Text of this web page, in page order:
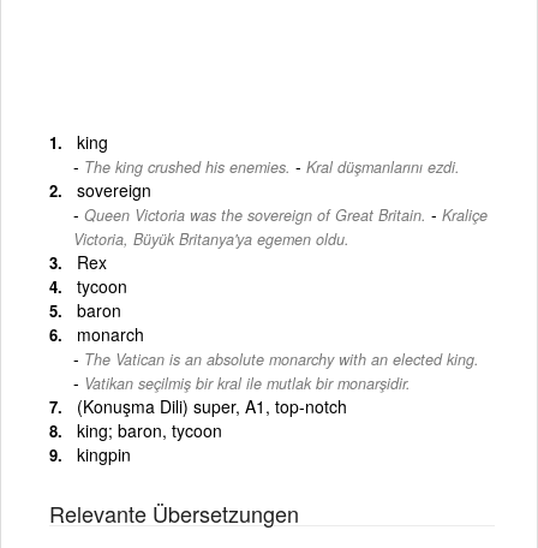
king
The king crushed his enemies. - Kral düşmanlarını ezdi.
sovereign
Queen Victoria was the sovereign of Great Britain. - Kraliçe
Victoria, Büyük Britanya'ya egemen oldu.
Rex
tycoon
baron
monarch
The Vatican is an absolute monarchy with an elected king.
- Vatikan seçilmiş bir kral ile mutlak bir monarşidir.
(Konuşma Dili) super, A1, top-notch
king; baron, tycoon
kingpin
Relevante Übersetzungen